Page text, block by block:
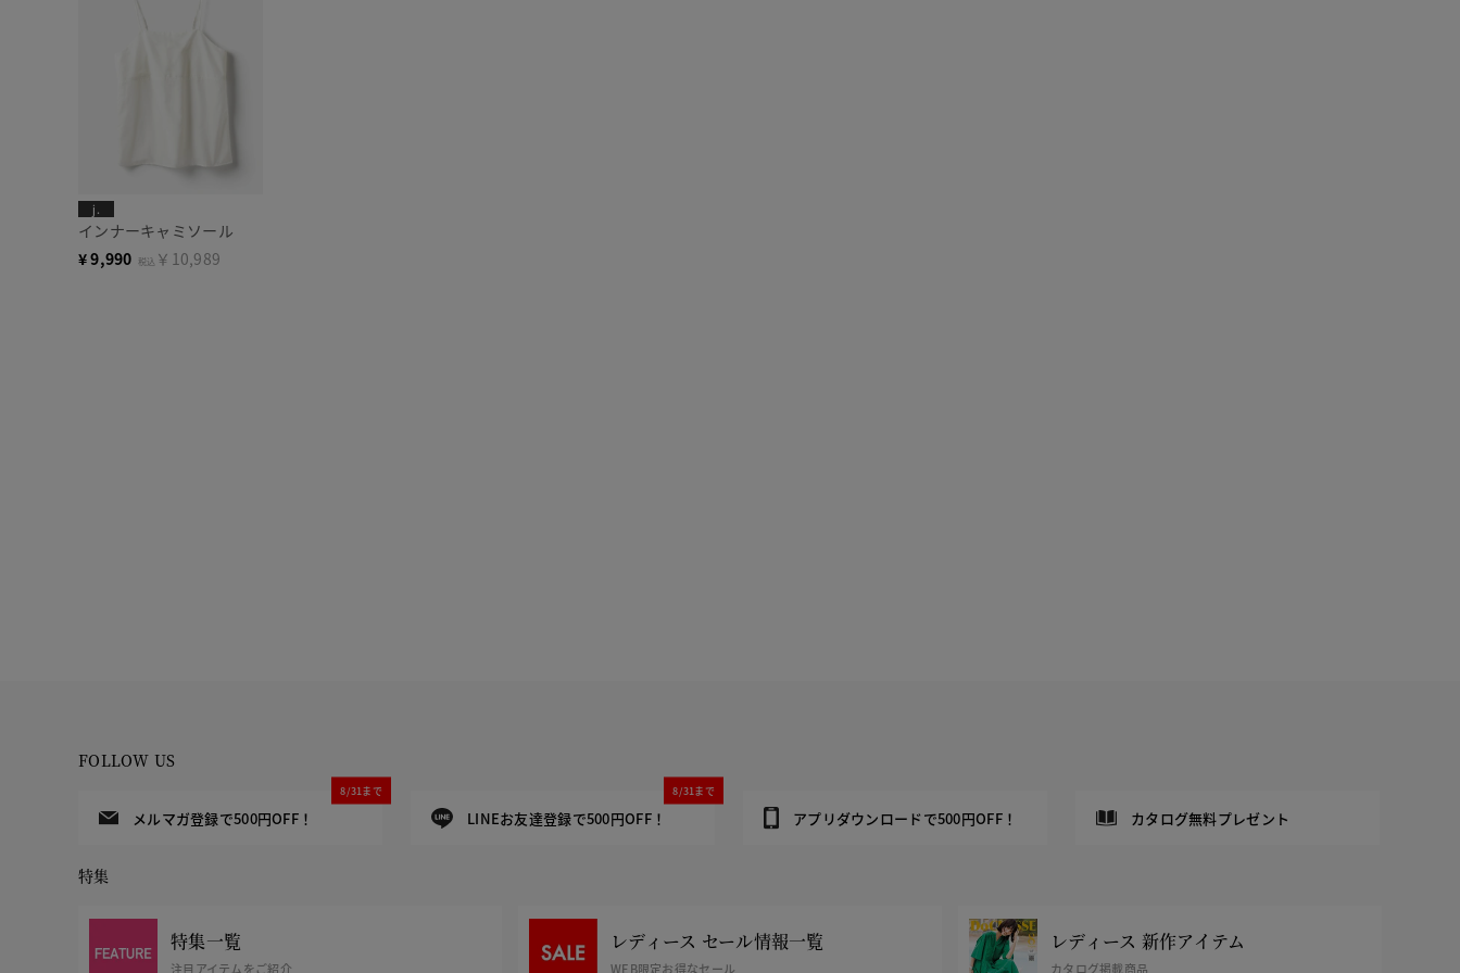
j.
インナーキャミソール
¥9,990 税込 ￥10,989
FOLLOW US
メルマガ登録で500円OFF！
8/31まで
LINEお友達登録で500円OFF！
8/31まで
アプリダウンロードで500円OFF！ カタログ無料プレゼント
特集
特集一覧
注目アイテムをご紹介
レディース セール情報一覧
WEB限定お得なセール
レディース 新作アイテム
カタログ掲載商品